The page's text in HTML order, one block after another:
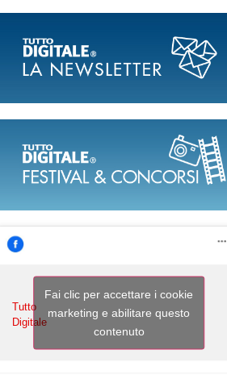
Tutto
Digitale
Fai clic per accettare i cookie
marketing e abilitare questo
contenuto